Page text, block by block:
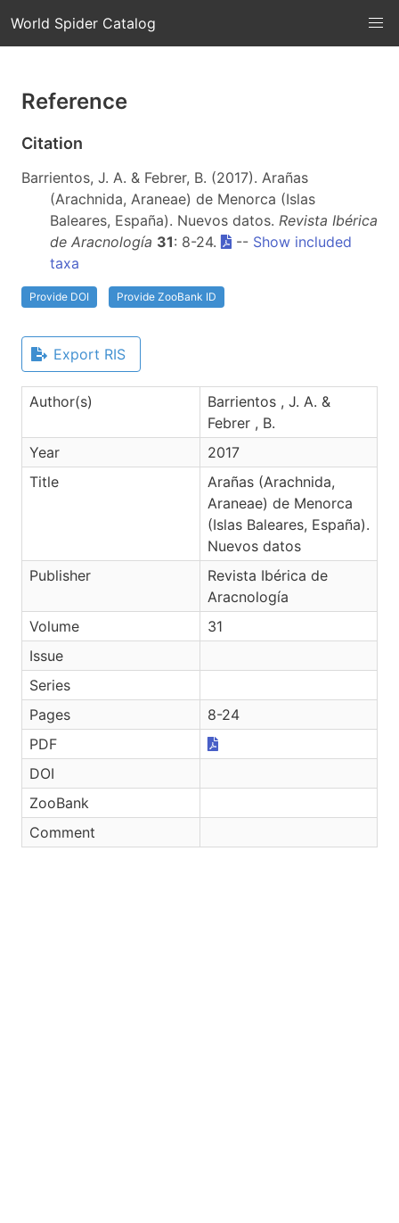
World Spider Catalog
Reference
Citation
Barrientos, J. A. & Febrer, B. (2017). Arañas
(Arachnida, Araneae) de Menorca (Islas
Baleares, España). Nuevos datos. Revista Ibérica
de Aracnología 31: 8-24. -- Show included
taxa
Provide DOI Provide ZooBank ID
Export RIS
Author(s)
Barrientos , J. A. &
Febrer , B.
Year
2017
Title
Arañas (Arachnida,
Araneae) de Menorca
(Islas Baleares, España).
Nuevos datos
Publisher
Revista Ibérica de
Aracnología
Volume
31
Issue
Series
Pages
8-24
PDF
DOI
ZooBank
Comment